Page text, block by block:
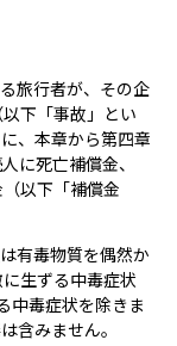
旅行者が、その企
下「事故」とい
、本章から第四章
に死亡補償金、
以下「補償金
有毒物質を偶然か
生ずる中毒症状
中毒症状を除きま
含みません。